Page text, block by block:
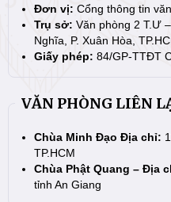
Đơn vị: Cổng thông tin
Trụ sở: Văn phòng 2 T.Ư
Nghĩa, P. Xuân Hòa,
Giấy phép: 84/GP-TTĐT
VĂN PHÒNG LIÊN
Chùa Minh Đạo Địa chỉ:
TP.HCM
Chùa Phật Quang – Địa
tỉnh An Giang